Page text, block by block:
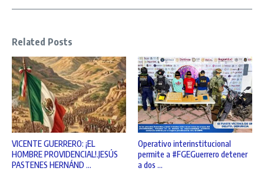
Related Posts
VICENTE GUERRERO: ¡EL
HOMBRE PROVIDENCIAL!.JESÚS
PASTENES HERNÁND ...
Operativo interinstitucional
permite a #FGEGuerrero detener
a dos ...